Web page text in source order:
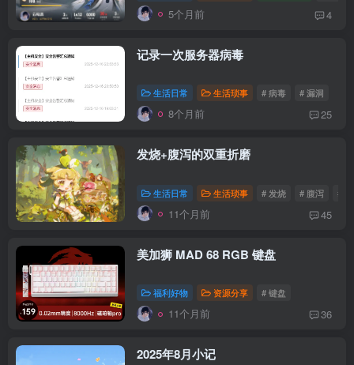
5个月前 4
记录一次服务器病毒
生活日常 生活琐事 # 病毒 # 漏洞
8个月前 25
发烧+腹泻的双重折磨
生活日常 生活琐事 # 发烧 # 腹泻 #
11个月前 45
美加狮 MAD 68 RGB 键盘
福利好物 资源分享 # 键盘
11个月前 36
2025年8月小记